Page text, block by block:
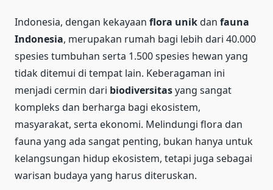
Indonesia, dengan kekayaan flora unikdan fauna
Indonesia, merupakan rumah bagi lebih dari 40.000
spesies tumbuhan serta 1.500 spesies hewan yang
tidak ditemui di tempat lain. Keberagaman ini
menjadi cermin dari biodiversitasyang sangat
kompleks dan berharga bagi ekosistem,
masyarakat, serta ekonomi. Melindungi flora dan
fauna yang ada sangat penting, bukan hanya untuk
kelangsungan hidup ekosistem, tetapi juga sebagai
warisan budaya yang harus diteruskan.